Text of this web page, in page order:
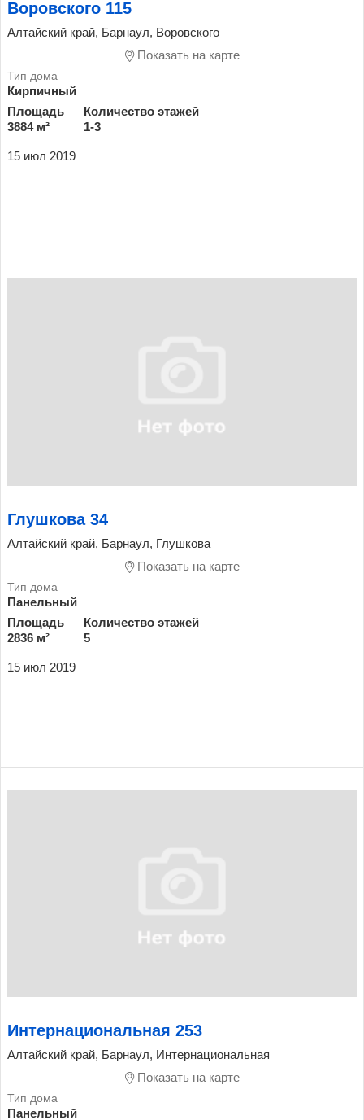
Воровского 115
Алтайский край, Барнаул, Воровского
Показать на карте
Кирпичный
Площадь
3884 м²
Количество этажей
1-3
15 июл 2019
Глушкова 34
Алтайский край, Барнаул, Глушкова
Показать на карте
Панельный
Площадь
2836 м²
Количество этажей
5
15 июл 2019
Интернациональная 253
Алтайский край, Барнаул, Интернациональная
Показать на карте
Панельный